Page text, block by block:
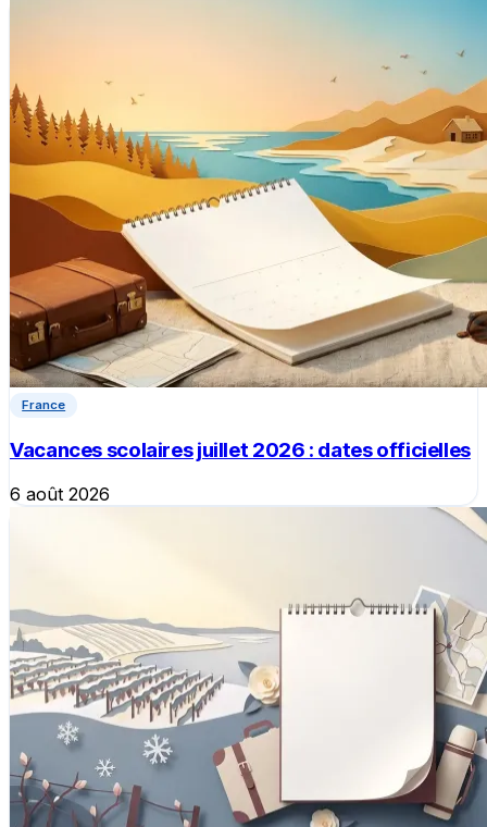
France
Vacances scolaires juillet 2026 : dates officielles
6 août 2026